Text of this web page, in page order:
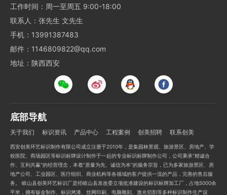
工作时间：周一至周五 9:00-18:00
联系人：张先生 文先生
手机：13991387483
邮件：1146809822@qq.com
地址：陕西西安
底部导航
关于我们 标识资讯 产品中心 工程案例 创美招聘 联系创美
西安创美环艺标识制作有限公司成立注册于2010年，是集园林景观、旅游景区、房地产、学
校医院、商场园区等标识标牌设计制作于一起的专业标识标牌制作公司，公司秉承“精诚合
作、互利共赢”的经营理念，本着“质量为先、诚信为本”的服务宗旨，已为多家旅游景区、房
地产公司、工业园区、医疗组织、商业机构等各领域的客户提供一流的产品，完善的售后服
务。 岐山县创美环艺标识厂是经岐山县发改委立项批准建设的标识标牌加工厂，占地5000余
平米，拥有钣金制作、标识烤漆、丝网印刷、电脑雕刻、激光切割等多种标识制作生产设